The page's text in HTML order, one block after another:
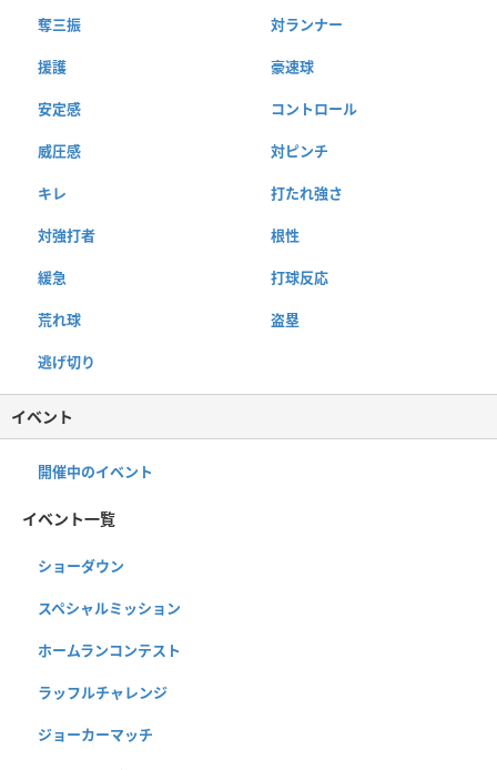
奪三振 対ランナー
援護 豪速球
安定感 コントロール
威圧感 対ピンチ
キレ 打たれ強さ
対強打者 根性
緩急 打球反応
荒れ球 盗塁
逃げ切り
イベント
開催中のイベント
イベント一覧
ショーダウン
スペシャルミッション
ホームランコンテスト
ラッフルチャレンジ
ジョーカーマッチ